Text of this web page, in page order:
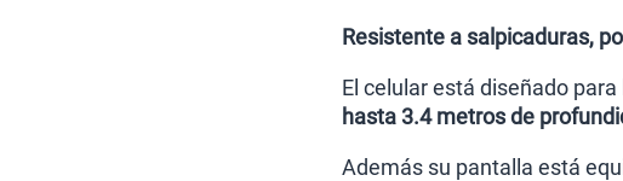
Resistente a salpicaduras,
El celular está diseñado
hasta 3.4 metros de
Además su pantalla está